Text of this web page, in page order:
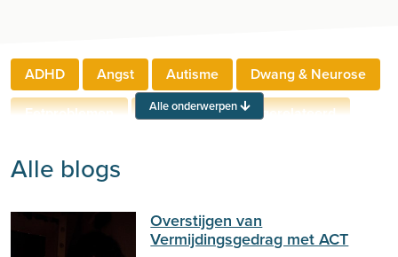
ADHD Angst Autisme
Dwang & Neurose
Eetproblemen
Relaties
Werkgerelateerd
Neuropsychologie
Verslaving
Zingeving
Alle onderwerpen
Alle blogs
Overstijgen van
Vermijdingsgedrag met ACT